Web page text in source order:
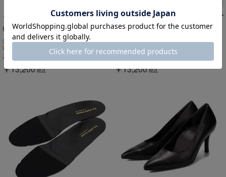
4.8（89）
レビューを見
る
靴用品
(ウィメンズ）マドラス madras
Recovery meta Insole スタンダードタ
イプ "歩行の質を上げる”【返品不可商
品】
ZPMETA-F WINE
￥13,200 税込
4.8（89）
レビューを見
靴用品
(ウィメンズ）マドラス madras
Recovery meta Insole スタンダードタ
イプ "歩行の質を上げる”【返品不可商
品】
ZPMETA-F ダークブラウン
￥13,200 税込